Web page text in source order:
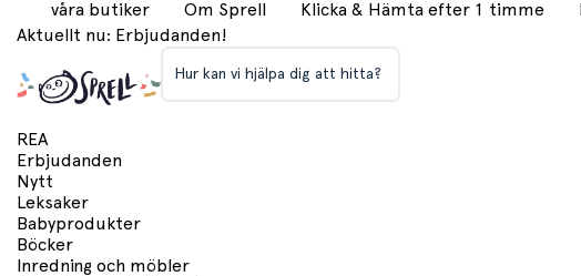
våra butiker Om Sprell Klicka & Hämta efter 1 timme
Aktuellt nu: Erbjudanden!
Hur kan vi hjälpa dig att hitta?
REA
Erbjudanden
Nytt
Leksaker
Babyprodukter
Böcker
Inredning och möbler